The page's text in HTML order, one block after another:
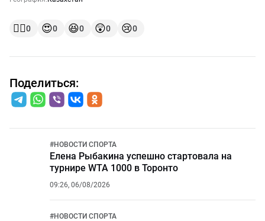
👍🏻0 😍0 😆0 😲0 😢0
Поделиться:
#НОВОСТИ СПОРТА
Елена Рыбакина успешно стартовала на
турнире WTA 1000 в Торонто
09:26, 06/08/2026
#НОВОСТИ СПОРТА